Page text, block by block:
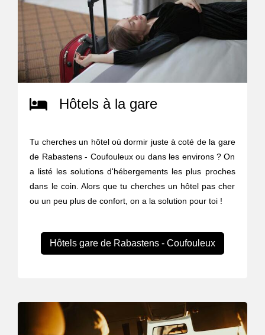
Hôtels à la gare
Tu cherches un hôtel où dormir juste à coté de la gare
de Rabastens - Coufouleux ou dans les environs ? On
a listé les solutions d'hébergements les plus proches
dans le coin. Alors que tu cherches un hôtel pas cher
ou un peu plus de confort, on a la solution pour toi !
Hôtels gare de Rabastens - Coufouleux